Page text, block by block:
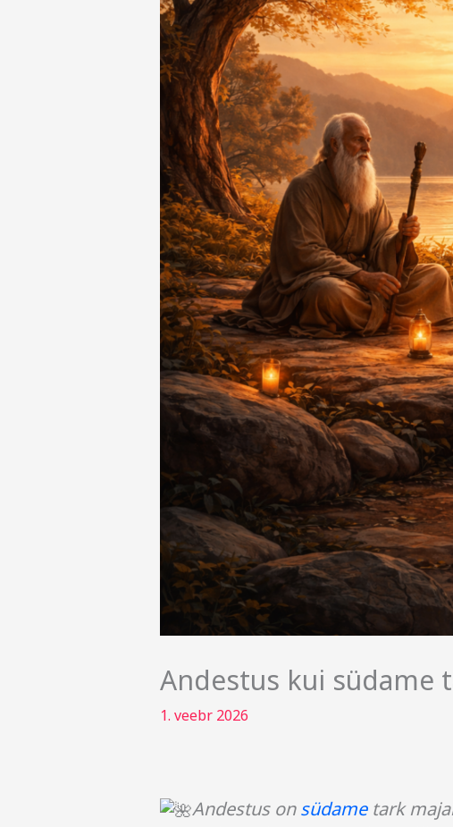
Andestus kui südame
1. veebr 2026
Andestus onsüdametark